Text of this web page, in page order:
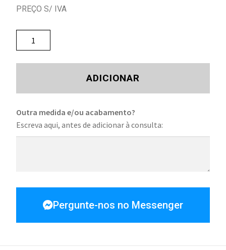
PREÇO S/ IVA
ADICIONAR
Outra medida e/ou acabamento?
Escreva aqui, antes de adicionar à consulta:
Pergunte-nos no Messenger